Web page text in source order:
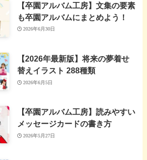
【卒園アルバム工房】文集の要素
も卒園アルバムにまとめよう！
2026年6月30日
【2026年最新版】将来の夢着せ
替えイラスト 288種類
2026年6月5日
【卒園アルバム工房】読みやすい
メッセージカードの書き方
2026年5月27日